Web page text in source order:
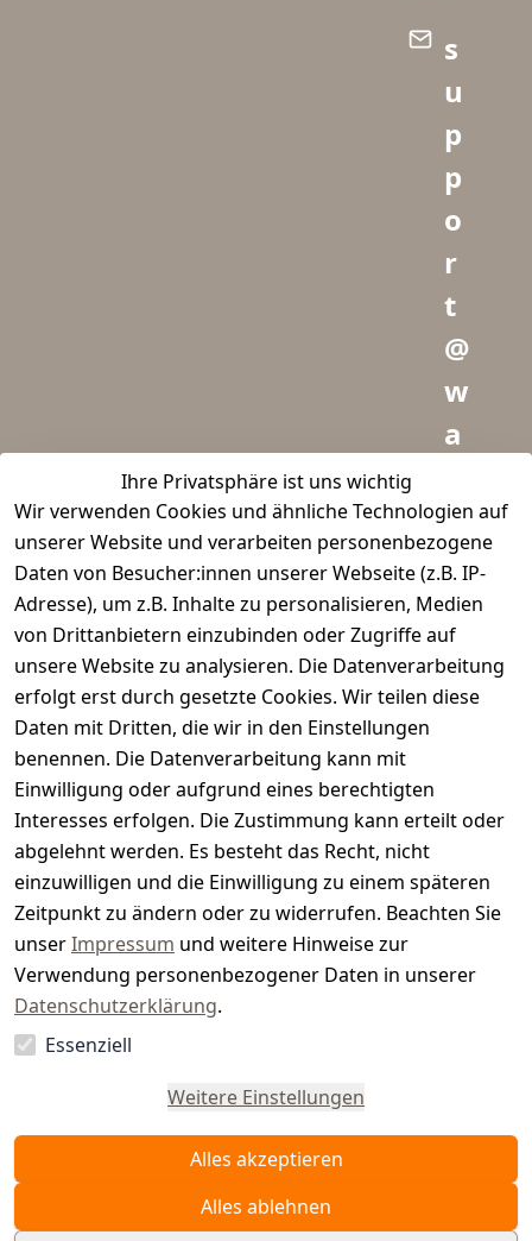
Ihre Privatsphäre ist uns wichtig
Wir verwenden Cookies und ähnliche Technologien auf
unserer Website und verarbeiten personenbezogene
Daten von Besucher:innen unserer Webseite (z.B. IP-
Adresse), um z.B. Inhalte zu personalisieren, Medien
von Drittanbietern einzubinden oder Zugriffe auf
unsere Website zu analysieren. Die Datenverarbeitung
erfolgt erst durch gesetzte Cookies. Wir teilen diese
Daten mit Dritten, die wir in den Einstellungen
benennen. Die Datenverarbeitung kann mit
Einwilligung oder aufgrund eines berechtigten
Interesses erfolgen. Die Zustimmung kann erteilt oder
abgelehnt werden. Es besteht das Recht, nicht
einzuwilligen und die Einwilligung zu einem späteren
Zeitpunkt zu ändern oder zu widerrufen. Beachten Sie
unserImpressum und weitere Hinweise zur
Verwendung personenbezogener Daten in unserer
Datenschutzerklärung.
Essenziell
Weitere Einstellungen
Alles akzeptieren
Alles ablehnen
s
u
p
p
o
r
t
@
w
a
d
m
e
i
s
r.
e
Vertrag
widerrufen